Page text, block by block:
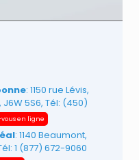
: 1150 rue Lévis,
5S6, Tél: (450)
en ligne
: 1140 Beaumont,
1 (877) 672-9060